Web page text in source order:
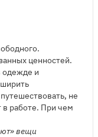
ценностей.
и
не
в работе. При чем
вещи